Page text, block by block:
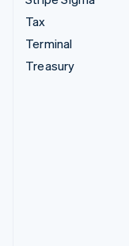
Tax
Terminal
Treasury